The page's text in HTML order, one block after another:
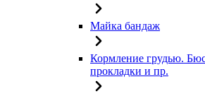
Майка бандаж
Кормление грудью.
прокладки и пр.